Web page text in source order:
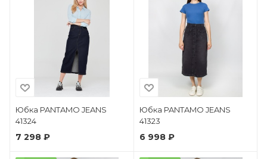
Юбка PANTAMO JEANS
41324
7 298 ₽
Юбка PANTAMO JEANS
41323
6 998 ₽